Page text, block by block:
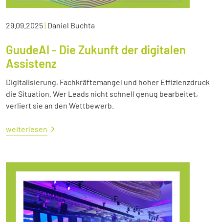
29.09.2025| Daniel Buchta
GuudeAI - Die Zukunft der digitalen
Assistenz
Digitalisierung, Fachkräftemangel und hoher Effizienzdruck
die Situation. Wer Leads nicht schnell genug bearbeitet,
verliert sie an den Wettbewerb.
weiterlesen